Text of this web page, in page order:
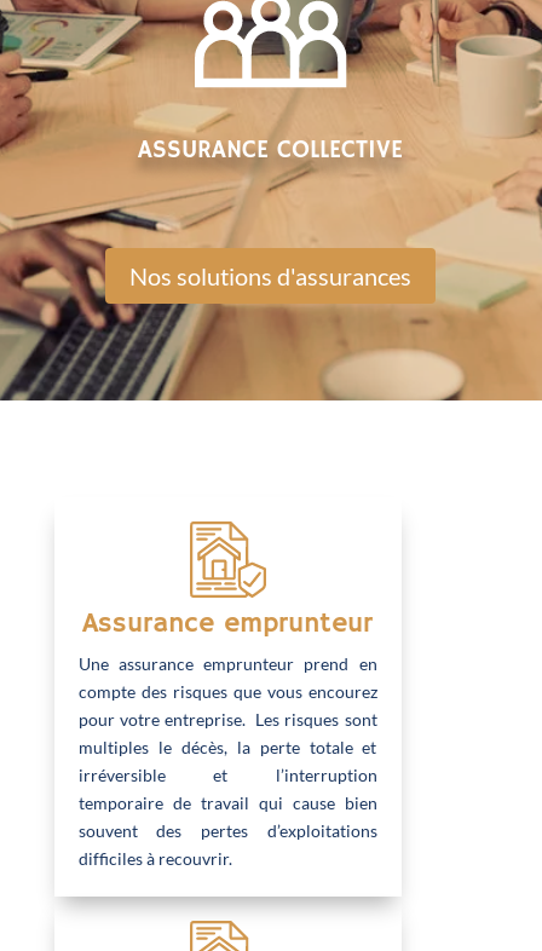
ASSURANCE COLLECTIVE
Nos solutions d'assurances
Assurance emprunteur
Une assurance emprunteur prend en
compte des risques que vous encourez
pour votre entreprise. Les risques sont
multiples le décès, la perte totale et
irréversible et l’interruption
temporaire de travail qui cause bien
souvent des pertes d’exploitations
difficiles à recouvrir.